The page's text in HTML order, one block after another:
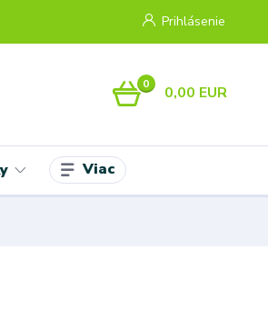
Prihlásenie
0 0,00 EUR
Viac